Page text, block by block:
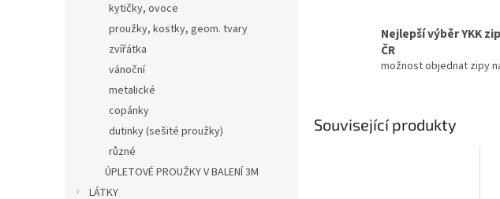
kytičky, ovoce
proužky, kostky, geom. tvary
zvířátka
vánoční
metalické
copánky
dutinky (sešité proužky)
různé
ÚPLETOVÉ PROUŽKY V BALENÍ 3M
LÁTKY
Nejlepší výběr YKK
ČR
možnost objednat zipy
Související produkty